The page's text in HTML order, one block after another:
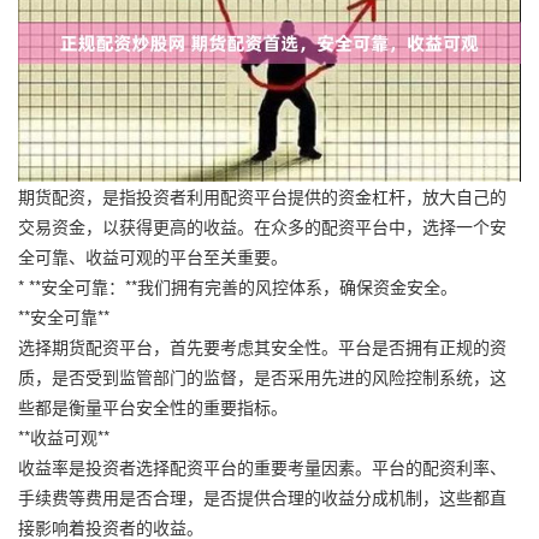
期货配资，是指投资者利用配资平台提供的资金杠杆，放大自己的
交易资金，以获得更高的收益。在众多的配资平台中，选择一个安
全可靠、收益可观的平台至关重要。
* **安全可靠：**我们拥有完善的风控体系，确保资金安全。
**安全可靠**
选择期货配资平台，首先要考虑其安全性。平台是否拥有正规的资
质，是否受到监管部门的监督，是否采用先进的风险控制系统，这
些都是衡量平台安全性的重要指标。
**收益可观**
收益率是投资者选择配资平台的重要考量因素。平台的配资利率、
手续费等费用是否合理，是否提供合理的收益分成机制，这些都直
接影响着投资者的收益。